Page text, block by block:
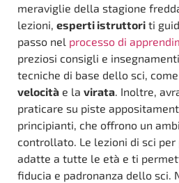
meraviglie della stagione
lezioni, esperti istruttori ti
passo nel processo di
preziosi consigli e
tecniche di base dello sci,
velocità e la virata . Inoltre,
praticare su piste
principianti, che offrono un
controllato. Le lezioni di sci
adatte a tutte le età e ti
fiducia e padronanza dello sci.